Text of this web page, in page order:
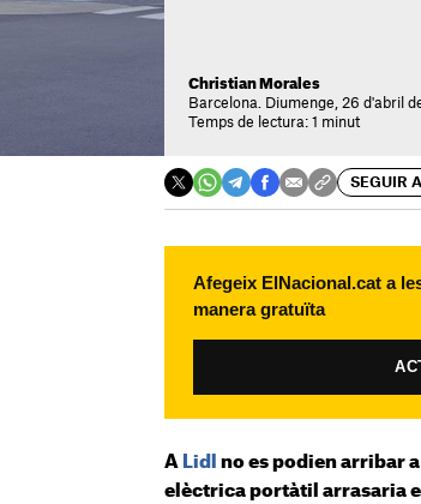
Christian Morales
Barcelona. Diumenge, 26 d'abril
Temps de lectura: 1 minut
SEGUIR A
Afegeix ElNacional.cat a
manera gratuïta
A Lidl
no es podien arribar
elèctrica portàtil arrasaria